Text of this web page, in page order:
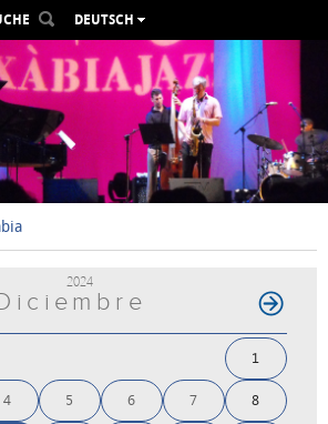
DEUTSCH
ESPAÑOL
VALENCIÀ
FRANÇAIS
РУССКИЙ
2024
1
4 5 6 7 8